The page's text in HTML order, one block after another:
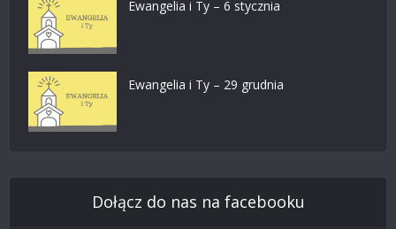
Ewangelia i Ty – 6 stycznia
Ewangelia i Ty – 29 grudnia
Dołącz do nas na facebooku